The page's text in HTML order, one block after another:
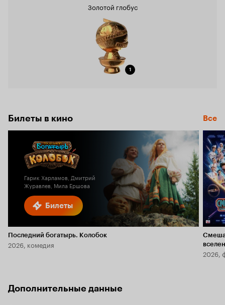
Золотой глобус
1
Билеты в кино Все
Билеты
Гарик Харламов, Дмитрий
Журавлев, Мила Ершова
Последний богатырь. Колобок
2026, комедия
2026,
Дополнительные данные